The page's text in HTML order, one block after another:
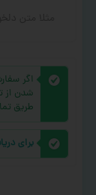
شدن از
طریق
برای